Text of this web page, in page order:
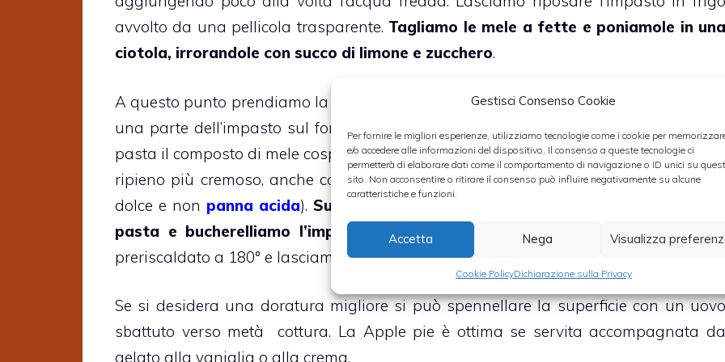
Gestisci Consenso Cookie
Per fornire le migliori esperienze, utilizziamo tecnologie come i cookie per
e/o accedere alle informazioni del dispositivo. Il consenso a queste tecnologie ci
permetterà di elaborare dati come il comportamento di navigazione o ID unici su
sito. Non acconsentire o ritirare il consenso può influire negativamente su alcune
caratteristiche e funzioni.
Accetta Nega Visualizza
Cookie PolicyDichiarazione sulla Privacy
avvolto da una pellicola trasparente. Tagliamo le mele a fette e poniamole in una
ciotola, irrorandole con succo di limone e zucchero.
A questo punto prendiamo la pasta frolla dal frigo, dividiamola a metà e stendiamo
una parte dell’impasto sul fondo di una teglia imburrata. Poniamo all’interno della
pasta il composto di mele cospargendolo con tanti fiocchi di burro, e, si se si vuole un
ripieno più cremoso, anche con un po’ di panna liquida (è preferibile usare panna
dolce e non panna acida). Sulla superficie del dolce posizioniamo l’altro disco di
pasta e bucherelliamo l’impasto con una forchetta. Poniamo il tutto in forno
preriscaldato a 180° e lasciamo cuocere per 35 minuti.
Se si desidera una doratura migliore si può spennellare la superficie con un uovo
sbattuto verso metà cottura. La Apple pie è ottima se servita accompagnata da
gelato alla vaniglia o alla crema.